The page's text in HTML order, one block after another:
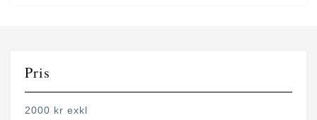
Pris
2000 kr exkl